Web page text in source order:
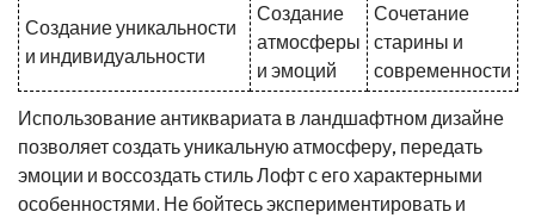
Создание уникальности
и индивидуальности
Создание
атмосферы
и эмоций
Сочетание
старины и
современности
Использование антиквариата в ландшафтном дизайне
позволяет создать уникальную атмосферу, передать
эмоции и воссоздать стиль Лофт с его характерными
особенностями. Не бойтесь экспериментировать и